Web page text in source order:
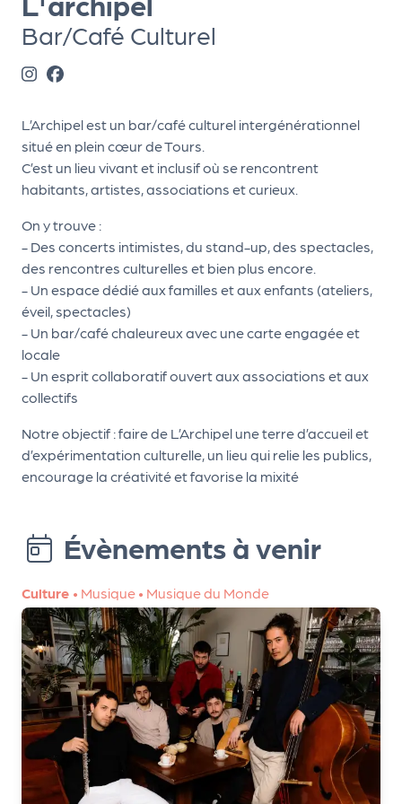
Bar/Café Culturel
L’Archipel est un bar/café culturel intergénérationnel
situé en plein cœur de Tours.
C’est un lieu vivant et inclusif où se rencontrent
habitants, artistes, associations et curieux.
On y trouve :
- Des concerts intimistes, du stand-up, des spectacles,
des rencontres culturelles et bien plus encore.
- Un espace dédié aux familles et aux enfants (ateliers,
éveil, spectacles)
- Un bar/café chaleureux avec une carte engagée et
locale
- Un esprit collaboratif ouvert aux associations et aux
collectifs
Notre objectif : faire de L’Archipel une terre d’accueil et
d’expérimentation culturelle, un lieu qui relie les publics,
encourage la créativité et favorise la mixité
Évènements à venir
Culture • Musique • Musique du Monde
ns
PR
O
PR
O
G!
Le
Ma
g
Sui
vr
e
le
PR
O
G!
N
os
se
rvi
ce
s
L
e
k